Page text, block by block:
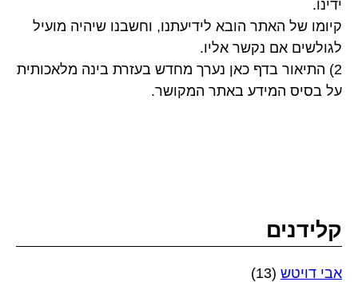
ידינו.
קיומו של האתר הובא לידיעתנו, וחשבנו שיהיה מועיל
לגולשים אם נקשר אליו.
2) התיאור בדף כאן נערך מחדש בעזרת בינה מלאכותית
על בסיס המידע באתר המקושר.
קלידנים
אבי דויטש (13)